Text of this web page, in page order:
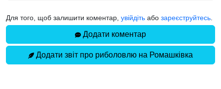
Для того, щоб залишити коментар, увійдіть або зареєструйтесь.
Додати коментар
Додати звіт про риболовлю на Ромашківка